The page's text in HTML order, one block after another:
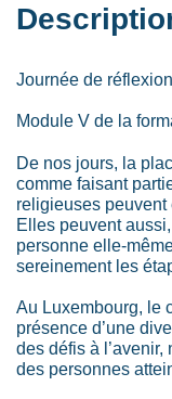
Journée de
Module V de la
De nos jours, la
comme faisant
religieuses peuvent
Elles peuvent
personne elle-
sereinement les
Au Luxembourg, le
présence d’une
des défis à l’avenir,
des personnes